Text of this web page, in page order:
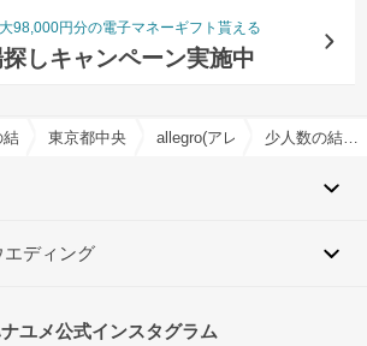
98,000円分の電子マネーギフト貰える
しキャンペーン実施中
メ婚式場一覧
東京都中央区の結婚式場一覧allegro(アレグロ)で結婚式 少人数の結婚式特集
エディング
ユメ公式インスタグラム